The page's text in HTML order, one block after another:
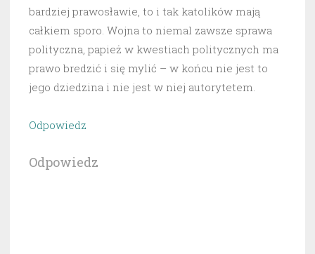
bardziej prawosławie, to i tak katolików mają
całkiem sporo. Wojna to niemal zawsze sprawa
polityczna, papież w kwestiach politycznych ma
prawo bredzić i się mylić – w końcu nie jest to
jego dziedzina i nie jest w niej autorytetem.
Odpowiedz
Odpowiedz